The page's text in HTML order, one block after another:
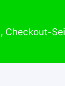
Checkout-